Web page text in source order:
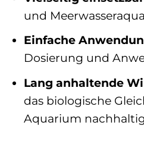
und
Einfache
Dosierung und
Lang anhaltende
das biologische
Aquarium